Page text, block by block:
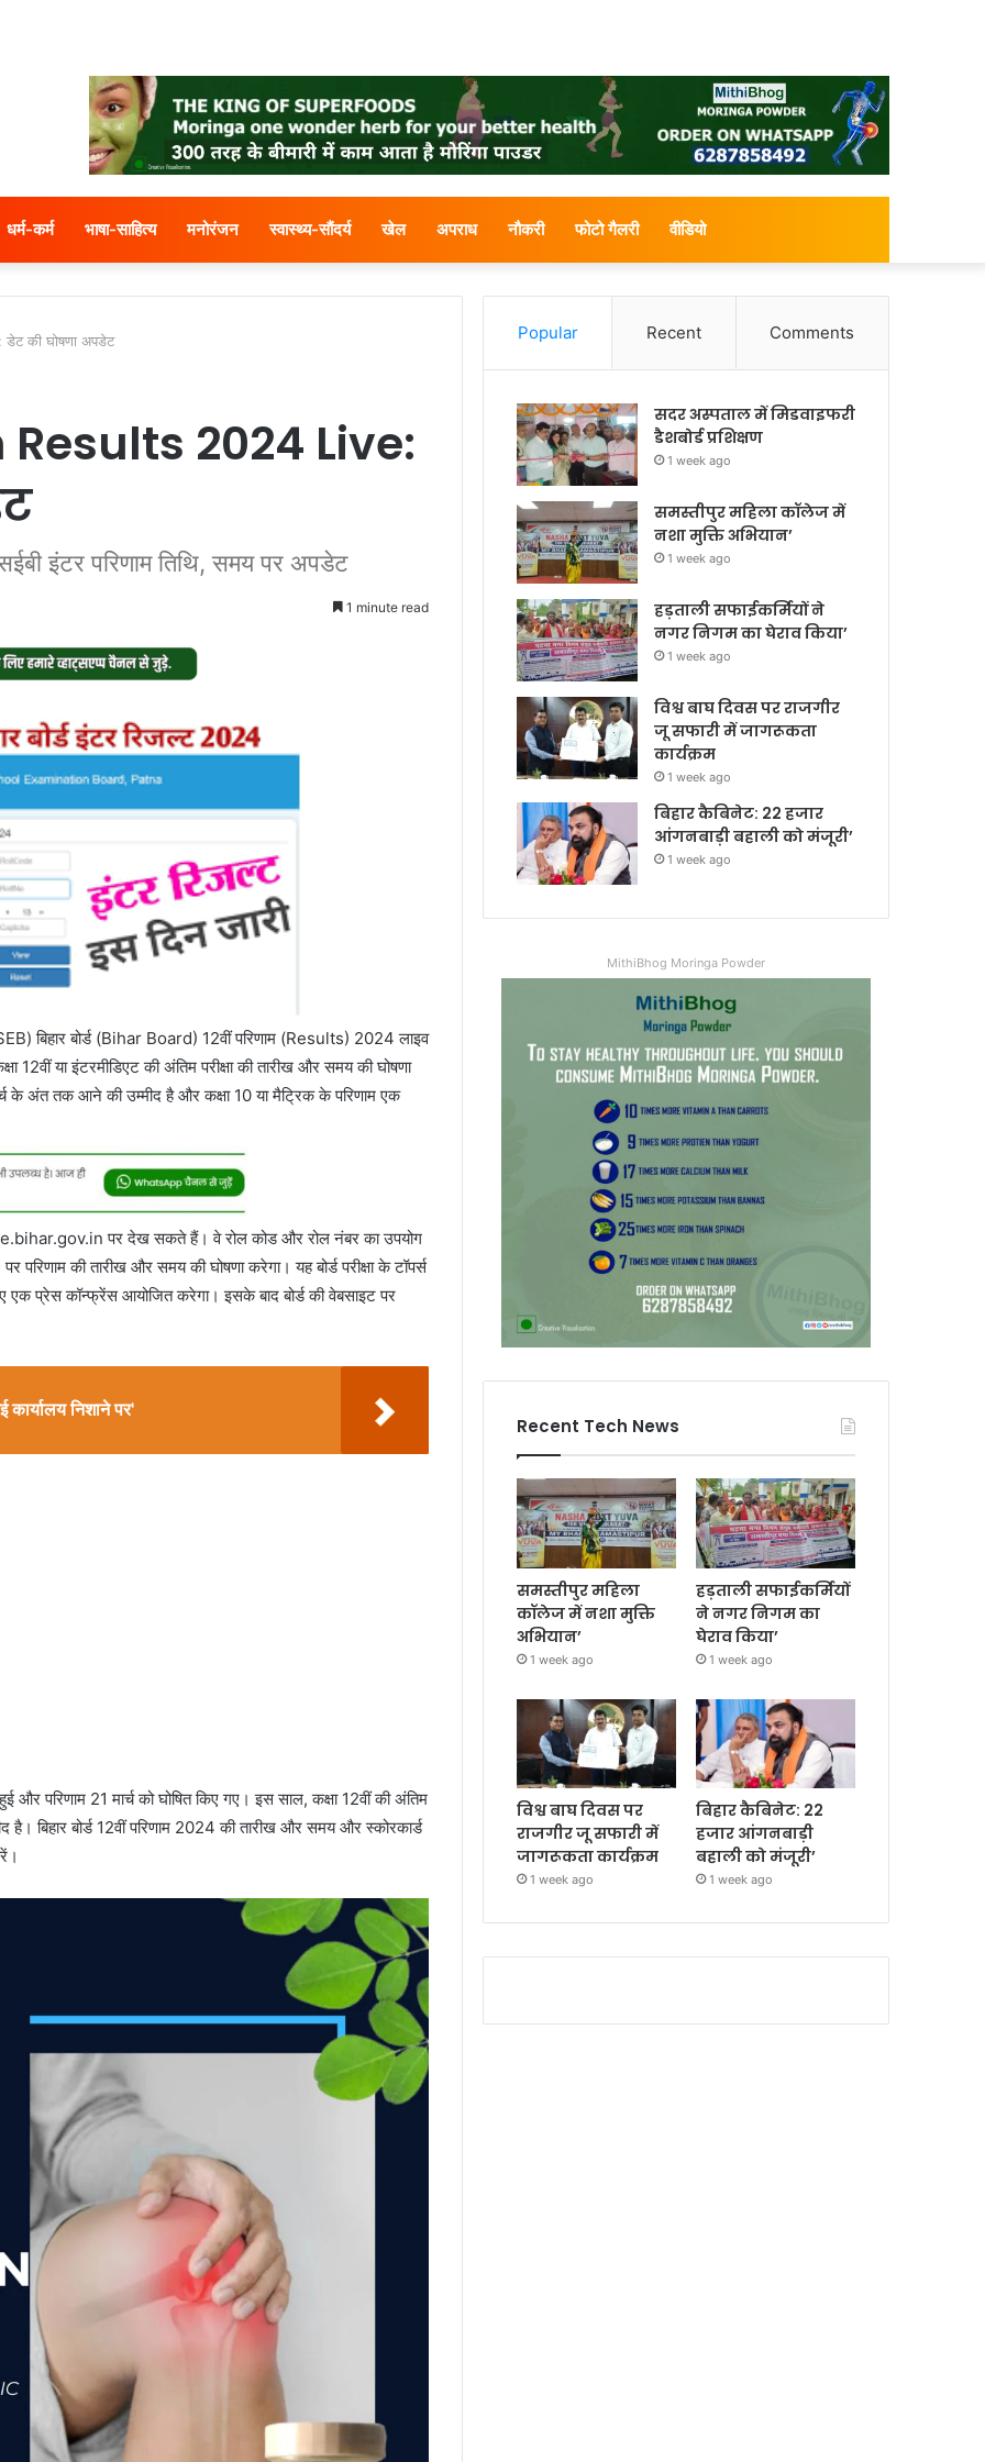
धर्म-कर्म भाषा-साहित्य मनोरंजन स्वास्थ्य-सौंदर्य खेल अपराध नौकरी फोटो गैलरी वीडियो
की घोषणा अपडेट
2024 Live:
इंटर परिणाम तिथि, समय पर अपडेट
1 minute read
बिहार बोर्ड (Bihar Board) 12वीं परिणाम (Results) 2024 लाइव
12वीं या इंटरमीडिएट की अंतिम परीक्षा की तारीख और समय की घोषणा
के अंत तक आने की उम्मीद है और कक्षा 10 या मैट्रिक के परिणाम एक
पर देख सकते हैं। वे रोल कोड और रोल नंबर का उपयोग
की तारीख और समय की घोषणा करेगा। यह बोर्ड परीक्षा के टॉपर्स
एक प्रेस कॉन्फ्रेंस आयोजित करेगा। इसके बाद बोर्ड की वेबसाइट पर
निशाने पर'
और परिणाम 21 मार्च को घोषित किए गए। इस साल, कक्षा 12वीं की अंतिम
बिहार बोर्ड 12वीं परिणाम 2024 की तारीख और समय और स्कोरकार्ड
Popular Recent Comments
सदर अस्पताल में मिडवाइफरी
डैशबोर्ड प्रशिक्षण
1 week ago
समस्तीपुर महिला कॉलेज में
नशा मुक्ति अभियान’
1 week ago
हड़ताली सफाईकर्मियों ने
नगर निगम का घेराव किया’
1 week ago
विश्व बाघ दिवस पर राजगीर
जू सफारी में जागरूकता
कार्यक्रम
1 week ago
बिहार कैबिनेट: 22 हजार
आंगनबाड़ी बहाली को मंजूरी’
1 week ago
MithiBhog Moringa Powder
Recent Tech News
समस्तीपुर महिला
कॉलेज में नशा मुक्ति
अभियान’
1 week ago
हड़ताली सफाईकर्मियों
ने नगर निगम का
घेराव किया’
1 week ago
विश्व बाघ दिवस पर
राजगीर जू सफारी में
जागरूकता कार्यक्रम
1 week ago
बिहार कैबिनेट: 22
हजार आंगनबाड़ी
बहाली को मंजूरी’
1 week ago